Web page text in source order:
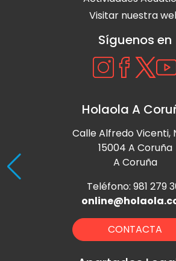
Visitar nuestra
Síguenos en
Holaola A
Calle Alfredo Vicenti,
15004 A Coruña
A Coruña
Teléfono: 981 279
CONTACTA